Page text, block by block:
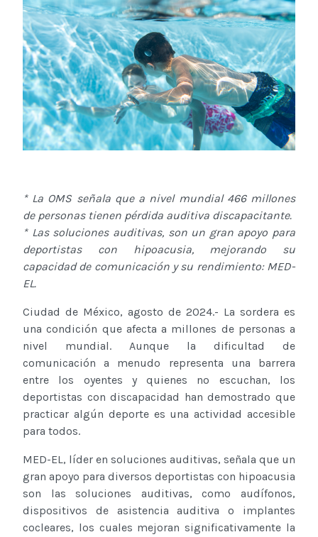
* La OMS señala que a nivel mundial 466 millones
de personas tienen pérdida auditiva discapacitante.
* Las soluciones auditivas, son un gran apoyo para
deportistas con hipoacusia, mejorando su
capacidad de comunicación y su rendimiento: MED-
EL.
Ciudad de México, agosto de 2024.- La sordera es
una condición que afecta a millones de personas a
nivel mundial. Aunque la dificultad de
comunicación a menudo representa una barrera
entre los oyentes y quienes no escuchan, los
deportistas con discapacidad han demostrado que
practicar algún deporte es una actividad accesible
para todos.
MED-EL, líder en soluciones auditivas, señala que un
gran apoyo para diversos deportistas con hipoacusia
son las soluciones auditivas, como audífonos,
dispositivos de asistencia auditiva o implantes
cocleares, los cuales mejoran significativamente la